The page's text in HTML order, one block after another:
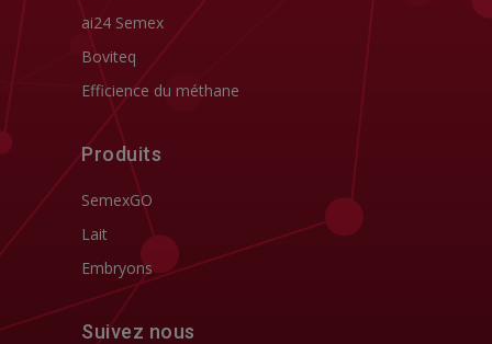
ai24 Semex
Boviteq
Efficience du méthane
Produits
SemexGO
Lait
Embryons
Suivez nous